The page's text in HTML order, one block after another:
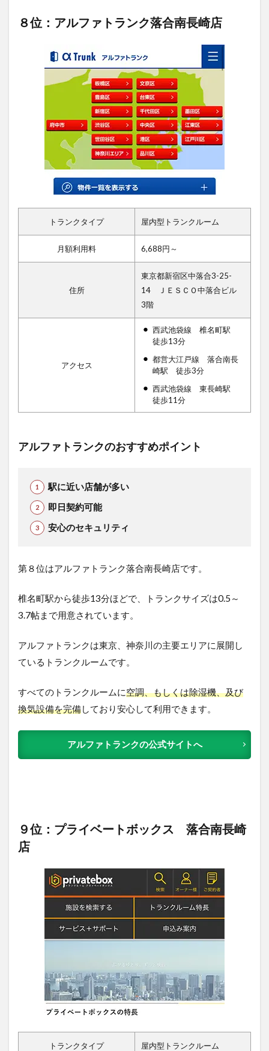
８位：アルファトランク落合南長崎店
トランクタイプ 屋内型トランクルーム
月額利用料 6,688円～
住所
東京都新宿区中落合3-25-
14 ＪＥＳＣＯ中落合ビル
3階
アクセス
西武池袋線 椎名町駅
徒歩13分
都営大江戸線 落合南長
崎駅 徒歩3分
西武池袋線 東長崎駅
徒歩11分
アルファトランクのおすすめポイント
駅に近い店舗が多い
即日契約可能
安心のセキュリティ
第８位はアルファトランク落合南長崎店です。
椎名町駅から徒歩13分ほどで、トランクサイズは0.5～
3.7帖まで用意されています。
アルファトランクは東京、神奈川の主要エリアに展開し
ているトランクルームです。
すべてのトランクルームに空調、もしくは除湿機、及び
換気設備を完備しており安心して利用できます。
アルファトランクの公式サイトへ
９位：プライベートボックス 落合南長崎
店
トランクタイプ 屋内型トランクルーム